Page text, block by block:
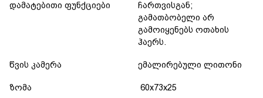
დამატებითი ფუნქციები
ჩართვისგან;
გამათბობელი არ
გამოიყენებს ოთახის
ჰაერს.
წვის კამერა ემალირებული ლითონი
ზომა 60х73х25